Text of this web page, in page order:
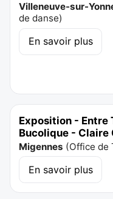
Villeneuve-sur-
de danse)
En savoir plus
Exposition - Entre
Bucolique - Claire
Migennes (Office de
En savoir plus